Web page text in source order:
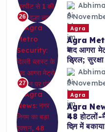
26
27
Agra
Agra
बाद आगरा
ड्रिल;
Agra
Agra
48 होटलों-
दिन में